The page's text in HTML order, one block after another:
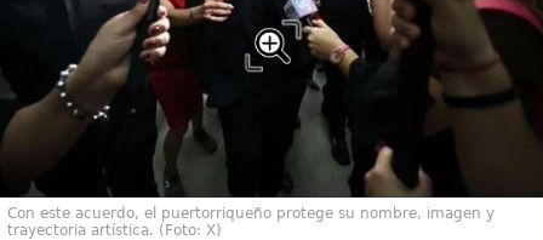
Con este acuerdo, el puertorriqueño protege su nombre, imagen y
trayectoria artística. (Foto: X)